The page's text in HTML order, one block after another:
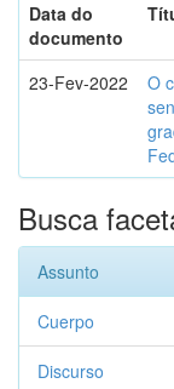
Data do
documento
23-Fev-2022
O
Busca
Assunto
Cuerpo
Discurso